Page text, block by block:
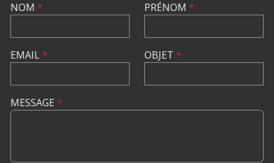
NOM *
EMAIL*
PRÉNOM *
OBJET *
MESSAGE *